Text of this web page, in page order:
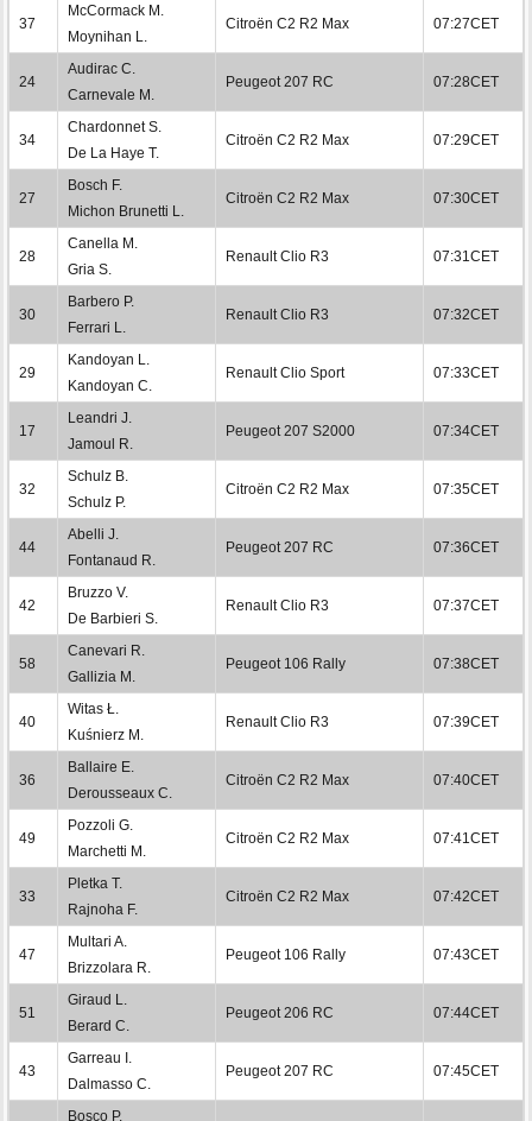
37
McCormack M.
Moynihan L.
Citroën C2 R2 Max 07:27CET
24
Audirac C.
Carnevale M.
Peugeot 207 RC 07:28CET
34
Chardonnet S.
De La Haye T.
Citroën C2 R2 Max 07:29CET
27
Bosch F.
Michon Brunetti L.
Citroën C2 R2 Max 07:30CET
28
Canella M.
Gria S.
Renault Clio R3 07:31CET
30
Barbero P.
Ferrari L.
Renault Clio R3 07:32CET
29
Kandoyan L.
Kandoyan C.
Renault Clio Sport 07:33CET
17
Leandri J.
Jamoul R.
Peugeot 207 S2000 07:34CET
32
Schulz B.
Schulz P.
Citroën C2 R2 Max 07:35CET
44
Abelli J.
Fontanaud R.
Peugeot 207 RC 07:36CET
42
Bruzzo V.
De Barbieri S.
Renault Clio R3 07:37CET
58
Canevari R.
Gallizia M.
Peugeot 106 Rally 07:38CET
40
Witas Ł.
Kuśnierz M.
Renault Clio R3 07:39CET
36
Ballaire E.
Derousseaux C.
Citroën C2 R2 Max 07:40CET
49
Pozzoli G.
Marchetti M.
Citroën C2 R2 Max 07:41CET
33
Pletka T.
Rajnoha F.
Citroën C2 R2 Max 07:42CET
47
Multari A.
Brizzolara R.
Peugeot 106 Rally 07:43CET
51
Giraud L.
Berard C.
Peugeot 206 RC 07:44CET
43
Garreau I.
Dalmasso C.
Peugeot 207 RC 07:45CET
Bosco P.